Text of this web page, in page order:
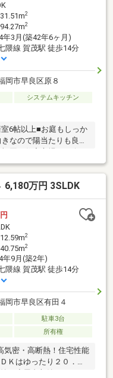
2
2
年3月(築42年6ヶ月)
隈線 賀茂駅 徒歩14分
岡市早良区原８
システムキッチン
6帖以上■お庭もしっか
なので陽当たりも良好
岡の住宅市場は、今が
は？・・・家探しにお
んありますが、いくら
ります。こんなこと聞
決していきましょう♪
6,180万円 3SLDK
2
2
年9月(築2年)
隈線 賀茂駅 徒歩14分
岡市早良区有田４
駐車3台
所有権
気密・高断熱！住宅性能
Ｋはゆったり２０．２